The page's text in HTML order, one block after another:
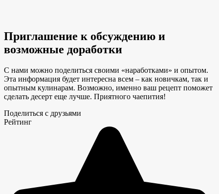
Приглашение к обсуждению и
возможные доработки
С нами можно поделиться своими «наработками» и опытом.
Эта информация будет интересна всем – как новичкам, так и
опытным кулинарам. Возможно, именно ваш рецепт поможет
сделать десерт еще лучше. Приятного чаепития!
Поделиться с друзьями
Рейтинг